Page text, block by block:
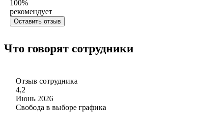
100%
рекомендует
Оставить отзыв
Что говорят сотрудники
Отзыв сотрудника
4,2
Июнь 2026
Свобода в выборе графика